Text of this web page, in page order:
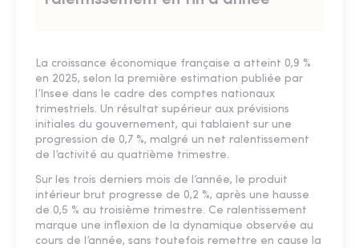
La croissance économique française a atteint 0,9 %
en 2025, selon la première estimation publiée par
l’Insee dans le cadre des comptes nationaux
trimestriels. Un résultat supérieur aux prévisions
initiales du gouvernement, qui tablaient sur une
progression de 0,7 %, malgré un net ralentissement
de l’activité au quatrième trimestre.
Sur les trois derniers mois de l’année, le produit
intérieur brut progresse de 0,2 %, après une hausse
de 0,5 % au troisième trimestre. Ce ralentissement
marque une inflexion de la dynamique observée au
cours de l’année, sans toutefois remettre en cause la